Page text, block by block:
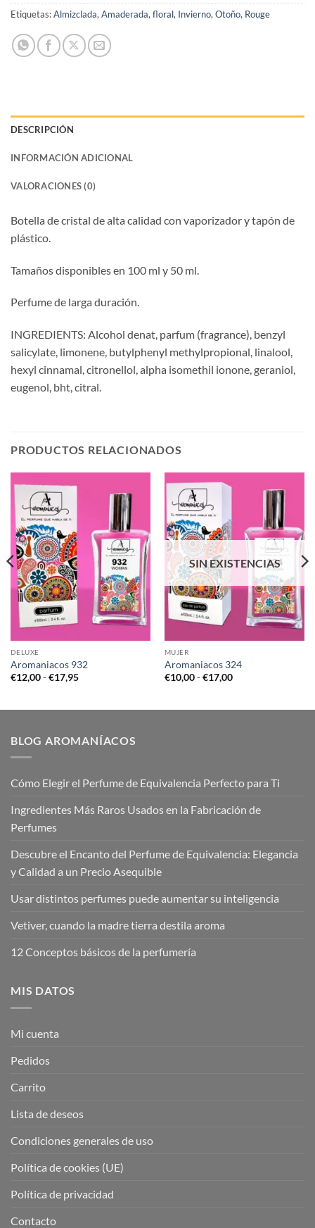
Etiquetas:Almizclada, Amaderada, floral, Invierno, Otoño, Rouge
DESCRIPCIÓN
INFORMACIÓN ADICIONAL
VALORACIONES (0)
Botella de cristal de alta calidad con vaporizador y tapón de
plástico.
Tamaños disponibles en 100 ml y 50 ml.
Perfume de larga duración.
INGREDIENTS: Alcohol denat, parfum (fragrance), benzyl
salicylate, limonene, butylphenyl methylpropional, linalool,
hexyl cinnamal, citronellol, alpha isomethil ionone, geraniol,
eugenol, bht, citral.
PRODUCTOS RELACIONADOS
DELUXE
Aromaniacos 932
€12,00 - €17,95Rango
€12,00
SIN EXISTENCIAS
MUJER
Aromaniacos 324
€10,00 - €17,00Rango
€10,00
BLOG AROMANÍACOS
Cómo Elegir el Perfume de Equivalencia Perfecto para Ti
Ingredientes Más Raros Usados en la Fabricación de
Perfumes
Descubre el Encanto del Perfume de Equivalencia: Elegancia
y Calidad a un Precio Asequible
Usar distintos perfumes puede aumentar su inteligencia
Vetiver, cuando la madre tierra destila aroma
12 Conceptos básicos de la perfumería
MIS DATOS
Mi cuenta
Pedidos
Carrito
Lista de deseos
Condiciones generales de uso
Política de cookies (UE)
Política de privacidad
Contacto